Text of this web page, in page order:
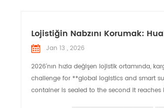
Lojistiğin Nabzını Korumak:
Jan 13 , 2026
2026'nın hızla değişen lojistik ortamında,
challenge for **global logistics and smart
container is sealed to the second it